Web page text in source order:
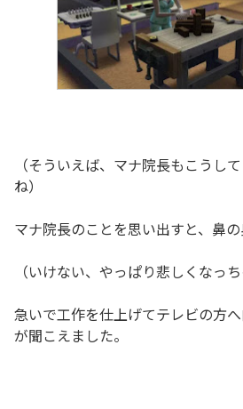
（そういえば、マナ院長もこうし
ね）
マナ院長のことを思い出すと、鼻の
（いけない、やっぱり悲しくなっ
急いで工作を仕上げてテレビの方
が聞こえました。